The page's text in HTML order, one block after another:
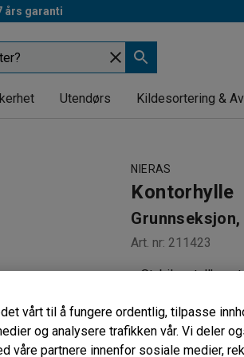
års garanti
Utendørs Kildesortering &
NIERAS
Kontorhylle
Grunnseksjon,
Art. nr: 211423
Stabil
Justerbare hyller
Dybde (mm)
vårt til å fungere ordentlig, tilpasse
og analysere trafikken vår. Vi deler
våre partnere innenfor sosiale medier,